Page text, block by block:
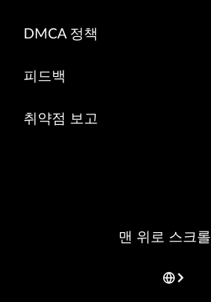
DMCA 정책
피드백
취약점 보고
맨 위로 스크롤